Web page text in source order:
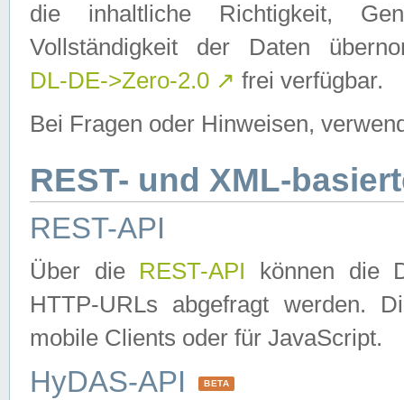
die inhaltliche Richtigkeit,
Vollständigkeit der Daten
DL-DE->Zero-2.0 ↗ frei verfügbar.
Bei Fragen oder Hinweisen,
REST- und XML-
REST-API
Über die REST-API können die
HTTP-URLs abgefragt werden.
mobile Clients oder für JavaScript.
HyDAS-API BETA